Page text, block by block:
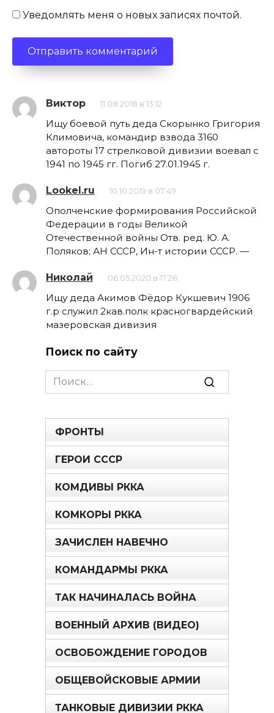
Уведомлять меня о новых записях почтой.
Виктор 11.08.2018 в 13:12
Ищу боевой путь деда Скорынко Григория
Климовича, командир взвода 3160
автороты 17 стрелковой дивизии воевал с
1941 по 1945 гг. Погиб 27.01.1945 г.
Lookel.ru 10.10.2019 в 07:49
Ополченские формирования Российской
Федерации в годы Великой
Отечественной войны Отв. ред. Ю. А.
Поляков; АН СССР, Ин-т истории СССР. —
Николай 06.05.2020 в 17:26
Ищу деда Акимов Фёдор Кукшевич 1906
г.р служил 2кав.полк красногвардейский
мазеровская дивизия
Поиск по сайту
Search
for:
ФРОНТЫ
ГЕРОИ СССР
КОМДИВЫ РККА
КОМКОРЫ РККА
ЗАЧИСЛЕН НАВЕЧНО
КОМАНДАРМЫ РККА
ТАК НАЧИНАЛАСЬ ВОЙНА
ВОЕННЫЙ АРХИВ (ВИДЕО)
ОСВОБОЖДЕНИЕ ГОРОДОВ
ОБЩЕВОЙСКОВЫЕ АРМИИ
ТАНКОВЫЕ ДИВИЗИИ РККА